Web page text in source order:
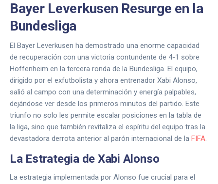
Bayer Leverkusen Resurge en la
Bundesliga
El Bayer Leverkusen ha demostrado una enorme capacidad
de recuperación con una victoria contundente de 4-1 sobre
Hoffenheim en la tercera ronda de la Bundesliga. El equipo,
dirigido por el exfutbolista y ahora entrenador Xabi Alonso,
salió al campo con una determinación y energía palpables,
dejándose ver desde los primeros minutos del partido. Este
triunfo no solo les permite escalar posiciones en la tabla de
la liga, sino que también revitaliza el espíritu del equipo tras la
devastadora derrota anterior al parón internacional de la FIFA.
La Estrategia de Xabi Alonso
La estrategia implementada por Alonso fue crucial para el